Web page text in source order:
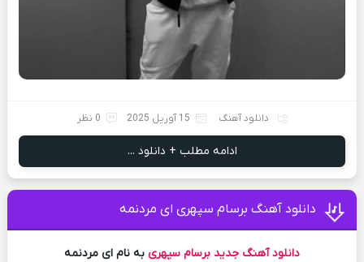
دانلود آهنگ 15 آوریل 2025 0 نظر
ادامه مطلب + دانلود ...
دانلود آهنگ برسام سپهری ای مردنمه
دانلود آهنگ جدید برسام سپهری به نام ای مردنمه